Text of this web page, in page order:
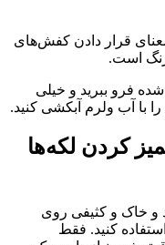
معنای قرار دادن کفش‌های
رنگ است.
فرو ببرید و خیلی
آب ولرم آبکشی کنید.
کردن لکه‌ها
و خاک و کثیفی روی
کنید. فقط